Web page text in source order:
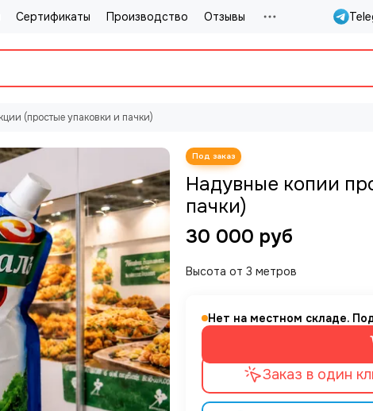
Сертификаты Производство Отзывы
(простые упаковки и пачки)
Надувные копии
пачки)
30 000 руб
Высота от 3 метров
Нет на местном складе.
Заказ в один